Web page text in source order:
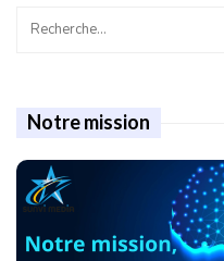
Notre mission